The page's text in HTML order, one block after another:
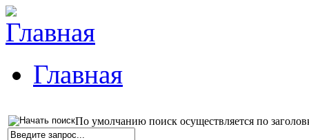
Главная
По умолчанию поиск осуществляется по